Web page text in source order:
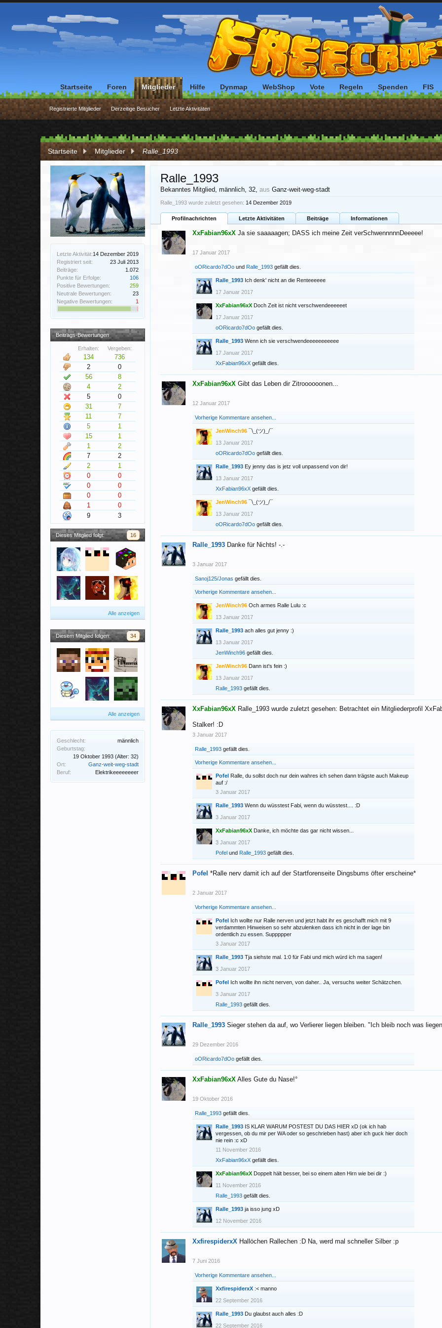
Startseite Mitglieder Ralle_1993
Letzte Aktivität:14 Dezember 2019
Registriert seit:
23 Juli 2013
Beiträge:
1.072
Punkte für Erfolge:
106
Positive Bewertungen:
259
Neutrale Bewertungen:
23
Negative Bewertungen:
1
Beitrags-Bewertungen
Erhalten: Vergeben:
134
736
2
0
56
8
4
2
5
0
31
7
11
7
5
1
15
1
1
2
7
2
2
1
0
0
0
0
0
0
1
0
9
3
Dieses Mitglied folgt: 16
Alle anzeigen
Diesem Mitglied folgen: 34
Alle anzeigen
Geschlecht:
männlich
Geburtstag:
19 Oktober 1993 (Alter: 32)
Ort:
Ganz-weit-weg-stadt
Beruf:
Elektrikeeeeeeeer
Ralle_1993
Bekanntes Mitglied, männlich, 32, aus Ganz-weit-weg-stadt
Ralle_1993 wurde zuletzt gesehen: 14 Dezember 2019
Profilnachrichten Letzte Aktivitäten Beiträge Informationen
XxFabian96xX Ja sie saaaaagen; DASS ich meine Zeit verSchwennnnnDeeeee!
17 Januar 2017
oORicardo7dOo und Ralle_1993 gefällt dies.
Ralle_1993 Ich denk' nicht an die Renteeeeee
17 Januar 2017
XxFabian96xX Doch Zeit ist nicht verschwendeeeeeet
17 Januar 2017
oORicardo7dOo gefällt dies.
Ralle_1993 Wenn ich sie verschwendeeeeeeeeeee
17 Januar 2017
XxFabian96xX gefällt dies.
XxFabian96xX Gibt das Leben dir Zitroooooonen...
12 Januar 2017
Vorherige Kommentare ansehen...
JenWinch96 ¯\_(ツ)_/¯
13 Januar 2017
oORicardo7dOo gefällt dies.
Ralle_1993 Ey jenny das is jetz voll unpassend von dir!
13 Januar 2017
XxFabian96xX gefällt dies.
JenWinch96 ¯\_(ツ)_/¯
13 Januar 2017
oORicardo7dOo gefällt dies.
Ralle_1993 Danke für Nichts! -.-
3 Januar 2017
Sanoj125/Jonas gefällt dies.
Vorherige Kommentare ansehen...
JenWinch96 Och armes Ralle Lulu :c
13 Januar 2017
Ralle_1993 ach alles gut jenny :)
13 Januar 2017
JenWinch96 gefällt dies.
JenWinch96 Dann ist's fein :)
13 Januar 2017
Ralle_1993 gefällt dies.
XxFabian96xX Ralle_1993 wurde zuletzt gesehen: Betrachtet ein Mitgliederprofil
Stalker! :D
3 Januar 2017
Ralle_1993 gefällt dies.
Vorherige Kommentare ansehen...
Pofel Ralle, du sollst doch nur dein wahres ich sehen dann trägste auch Makeup
auf :/
3 Januar 2017
Ralle_1993 Wenn du wüsstest Fabi, wenn du wüsstest.... :D
3 Januar 2017
XxFabian96xX Danke, ich möchte das gar nicht wissen...
3 Januar 2017
Pofel und Ralle_1993 gefällt dies.
Pofel *Ralle nerv damit ich auf der Startforenseite Dingsbums öfter erscheine*
2 Januar 2017
Vorherige Kommentare ansehen...
Pofel Ich wollte nur Ralle nerven und jetzt habt ihr es geschafft mich mit 9
verdammten Hinweisen so sehr abzulenken dass ich nicht in der lage bin
ordentlich zu essen. Suppppper
3 Januar 2017
Ralle_1993 Tja siehste mal. 1:0 für Fabi und mich würd ich ma sagen!
3 Januar 2017
Pofel Ich wollte ihn nicht nerven, von daher.. Ja, versuchs weiter Schätzchen.
3 Januar 2017
Ralle_1993 gefällt dies.
Ralle_1993 Sieger stehen da auf, wo Verlierer liegen bleiben. "Ich bleib noch was
29 Dezember 2016
oORicardo7dOo gefällt dies.
XxFabian96xX Alles Gute du Nase!°
19 Oktober 2016
Ralle_1993 gefällt dies.
Ralle_1993 IS KLAR WARUM POSTEST DU DAS HIER xD (ok ich hab
vergessen, ob du mir per WA oder so geschrieben hast) aber ich guck hier doch
nie rein :c xD
11 November 2016
XxFabian96xX gefällt dies.
XxFabian96xX Doppelt hält besser, bei so einem alten Hirn wie bei dir :)
11 November 2016
Ralle_1993 gefällt dies.
Ralle_1993 ja isso jung xD
12 November 2016
XxfirespiderxX Hallöchen Rallechen :D Na, werd mal schneller Silber :p
7 Juni 2016
Vorherige Kommentare ansehen...
XxfirespiderxX :< manno
22 September 2016
Ralle_1993 Du glaubst auch alles :D
22 September 2016
Startseite Foren Mitglieder
Registrierte Mitglieder Derzeitige Besucher Letzte Aktivitäten
Hilfe Dynmap WebShop Vote Regeln Spenden FIS